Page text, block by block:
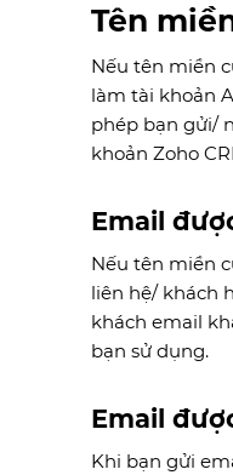
Tên
Nếu tên miền
làm tài khoản
phép bạn gửi/
khoản Zoho
Email
Nếu tên miền
liên hệ/ khách
khách email
bạn sử dụng.
Email
Khi bạn gửi